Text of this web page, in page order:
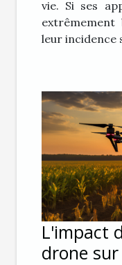
vie. Si ses
extrêmement
leur incidence
L'impact
drone